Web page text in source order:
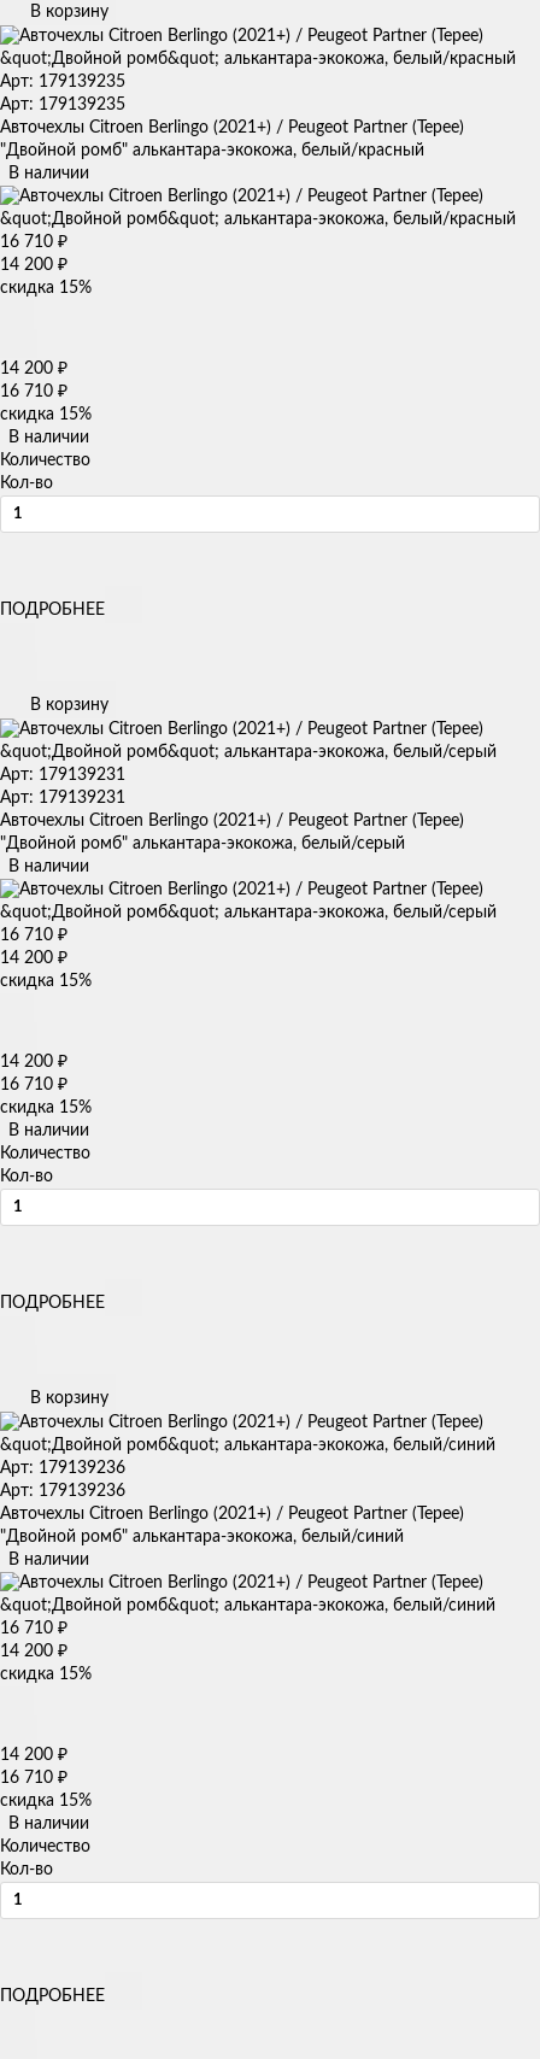
В корзину
Арт: 179139235
Арт: 179139235
Авточехлы Citroen Berlingo (2021+) / Peugeot Partner (Tepee)
"Двойной ромб" алькантара-экокожа, белый/красный
В наличии
16 710 ₽
14 200 ₽
скидка 15%
14 200 ₽
16 710 ₽
скидка 15%
В наличии
Количество
Кол-во
ПОДРОБНЕЕ
В корзину
Арт: 179139231
Арт: 179139231
Авточехлы Citroen Berlingo (2021+) / Peugeot Partner (Tepee)
"Двойной ромб" алькантара-экокожа, белый/серый
В наличии
16 710 ₽
14 200 ₽
скидка 15%
14 200 ₽
16 710 ₽
скидка 15%
В наличии
Количество
Кол-во
ПОДРОБНЕЕ
В корзину
Арт: 179139236
Арт: 179139236
Авточехлы Citroen Berlingo (2021+) / Peugeot Partner (Tepee)
"Двойной ромб" алькантара-экокожа, белый/синий
В наличии
16 710 ₽
14 200 ₽
скидка 15%
14 200 ₽
16 710 ₽
скидка 15%
В наличии
Количество
Кол-во
ПОДРОБНЕЕ